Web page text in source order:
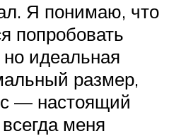
Я понимаю, что
попробовать
идеальная
размер,
— настоящий
меня